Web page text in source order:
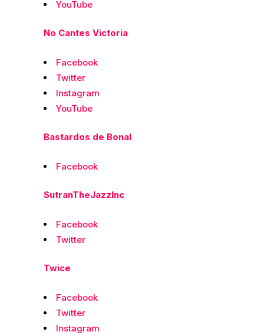
YouTube
No Cantes Victoria
Facebook
Twitter
Instagram
YouTube
Bastardos de Bonal
Facebook
SutranTheJazzInc
Facebook
Twitter
Twice
Facebook
Twitter
Instagram